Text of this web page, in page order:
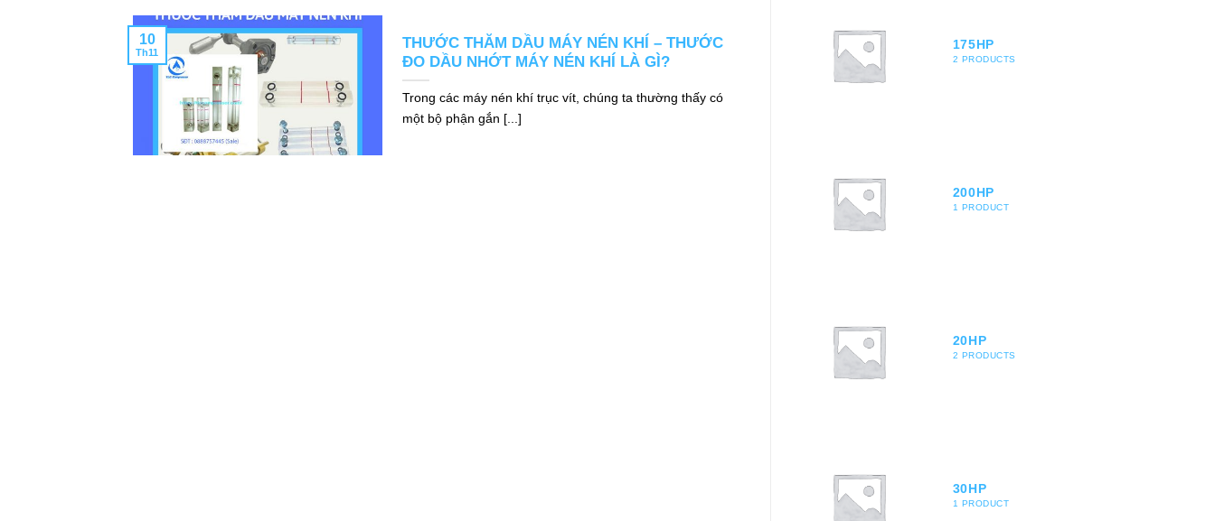
THƯỚC THĂM DẦU MÁY NÉN KHÍ – THƯỚC
ĐO DẦU NHỚT MÁY NÉN KHÍ LÀ GÌ?
Trong các máy nén khí trục vít, chúng ta thường thấy có
một bộ phận gắn [...]
10
Th11
175HP
2 PRODUCTS
200HP
1 PRODUCT
20HP
2 PRODUCTS
30HP
1 PRODUCT